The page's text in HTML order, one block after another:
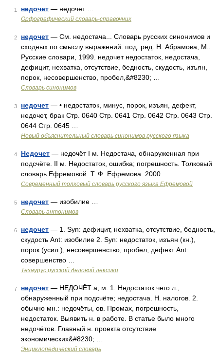
1 недочет — недочет …
Орфографический словарь-справочник
2 недочет — См. недостача... Словарь русских синонимов и
сходных по смыслу выражений. под. ред. Н. Абрамова, М.:
Русские словари, 1999. недочет недостаток, недостача,
дефицит, нехватка, отсутствие, бедность, скудость, изъян,
порок, несовершенство, пробел,&#8230; …
Словарь синонимов
3 недочет — • недостаток, минус, порок, изъян, дефект,
недочет, брак Стр. 0640 Стр. 0641 Стр. 0642 Стр. 0643 Стр.
0644 Стр. 0645 …
Новый объяснительный словарь синонимов русского языка
4 Недочет — недочёт I м. Недостача, обнаруженная при
подсчёте. II м. Недостаток, ошибка; погрешность. Толковый
словарь Ефремовой. Т. Ф. Ефремова. 2000 …
Современный толковый словарь русского языка Ефремовой
5 недочет — изобилие …
Словарь антонимов
6 недочет — 1. Syn: дефицит, нехватка, отсутствие, бедность,
скудость Ant: изобилие 2. Syn: недостаток, изъян (кн.),
порок (усил.), несовершенство, пробел, дефект Ant:
совершенство …
Тезаурус русской деловой лексики
7 недочет — НЕДОЧЁТ а; м. 1. Недостаток чего л.,
обнаруженный при подсчёте; недостача. Н. налогов. 2.
обычно мн.: недочёты, ов. Промах, погрешность,
недостаток. Выявить н. в работе. В статье было много
недочётов. Главный н. проекта отсутствие
экономических&#8230; …
Энциклопедический словарь